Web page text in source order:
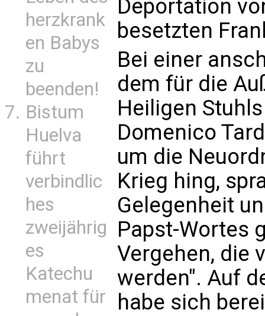
herzkrank
en Babys
zu
beenden!
Bistum
Huelva
führt
verbindlic
hes
zweijährig
es
Katechu
menat für
Deportation
besetzten
Bei einer
dem für die
Heiligen
Domenico
um die
Krieg hing,
Gelegenheit
Papst-Wortes
Vergehen, die
werden". Auf
habe sich